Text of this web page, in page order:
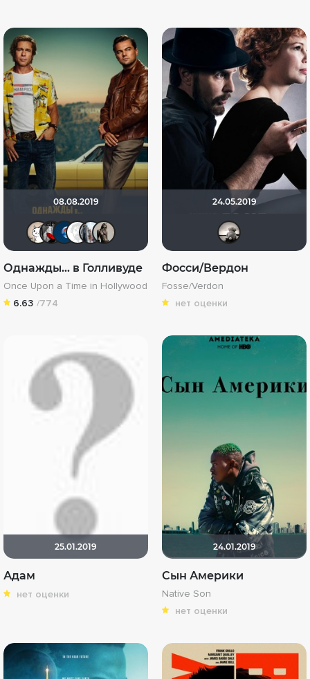
08.08.2019
Этис Атис Аниматис
Мышь Белая
Однажды... в Голливуде
Once Upon a Time in Hollywood
6.63 /774
24.05.2019
Фосси/Вердон
Fosse/Verdon
нет оценки
25.01.2019
Адам
нет оценки
24.01.2019
Сын Америки
Native Son
нет оценки